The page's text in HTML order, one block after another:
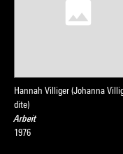
Hannah Villiger (Johanna
dite)
Arbeit
1976